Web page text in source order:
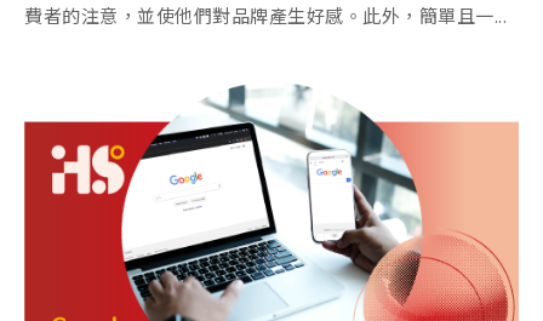
費者的注意，並使他們對品牌產生好感。此外，簡單且一...